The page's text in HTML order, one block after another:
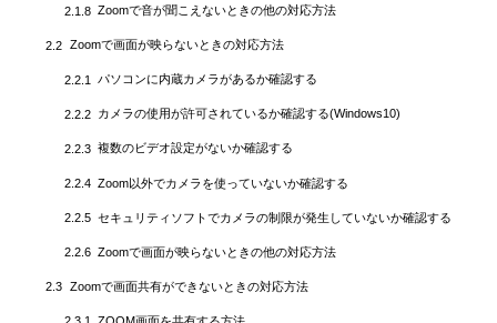
2.1.8 Zoomで音が聞こえないときの他の対応方法
2.2 Zoomで画面が映らないときの対応方法
2.2.1 パソコンに内蔵カメラがあるか確認する
2.2.2 カメラの使用が許可されているか確認する(Windows10)
2.2.3 複数のビデオ設定がないか確認する
2.2.4 Zoom以外でカメラを使っていないか確認する
2.2.5 セキュリティソフトでカメラの制限が発生していないか確認する
2.2.6 Zoomで画面が映らないときの他の対応方法
2.3 Zoomで画面共有ができないときの対応方法